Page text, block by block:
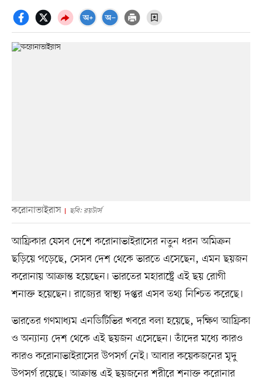
করোনাভাইরাস ছবি: রয়টার্স
আফ্রিকার যেসব দেশে করোনাভাইরাসের নতুন ধরন অমিক্রন
ছড়িয়ে পড়েছে, সেসব দেশ থেকে ভারতে এসেছেন, এমন ছয়জন
করোনায় আক্রান্ত হয়েছেন। ভারতের মহারাষ্ট্রে এই ছয় রোগী
শনাক্ত হয়েছেন। রাজ্যের স্বাস্থ্য দপ্তর এসব তথ্য নিশ্চিত করেছে।
ভারতের গণমাধ্যম এনডিটিভির খবরে বলা হয়েছে, দক্ষিণ আফ্রিকা
ও অন্যান্য দেশ থেকে এই ছয়জন এসেছেন। তাঁদের মধ্যে কারও
কারও করোনাভাইরাসের উপসর্গ নেই। আবার কয়েকজনের মৃদু
উপসর্গ রয়েছে। আক্রান্ত এই ছয়জনের শরীরে শনাক্ত করোনার